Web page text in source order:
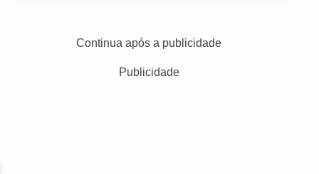
Continua após a publicidade
Publicidade